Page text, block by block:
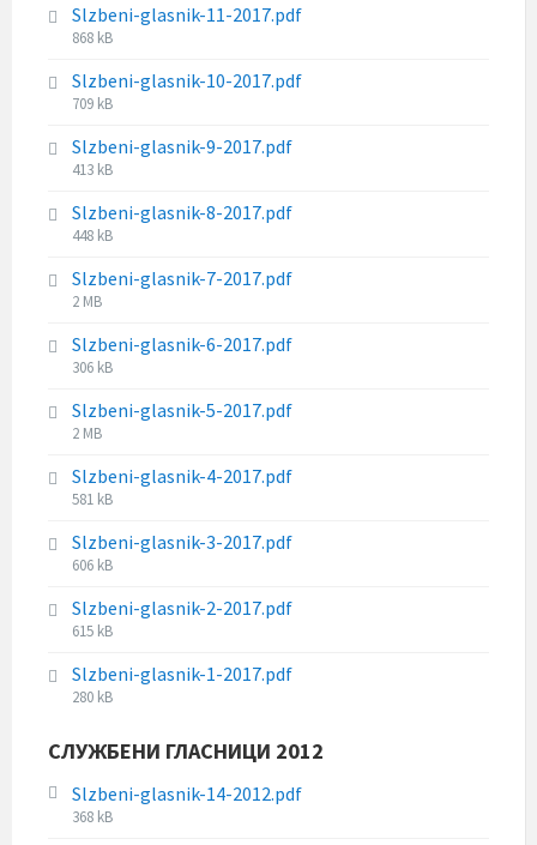
i
z
e
:
l
e
i
z
e
Slzbeni-glasnik-11-2017.pdf
F
l
e
i
z
e
868 kB
Slzbeni-glasnik-10-2017.pdf
F
l
e
i
z
e
:
709 kB
Slzbeni-glasnik-9-2017.pdf
F
l
e
i
z
e
:
413 kB
Slzbeni-glasnik-8-2017.pdf
F
l
e
i
z
e
:
448 kB
Slzbeni-glasnik-7-2017.pdf
F
l
e
i
z
e
:
2 MB
Slzbeni-glasnik-6-2017.pdf
F
l
e
i
z
e
:
306 kB
Slzbeni-glasnik-5-2017.pdf
F
l
e
i
z
e
:
2 MB
Slzbeni-glasnik-4-2017.pdf
F
l
e
i
z
e
:
581 kB
Slzbeni-glasnik-3-2017.pdf
F
l
e
i
z
:
606 kB
Slzbeni-glasnik-2-2017.pdf
F
l
e
i
e
:
615 kB
Slzbeni-glasnik-1-2017.pdf
F
l
s
i
280 kB
СЛУЖБЕНИ ГЛАСНИЦИ 2012
Slzbeni-glasnik-14-2012.pdf
F
368 kB